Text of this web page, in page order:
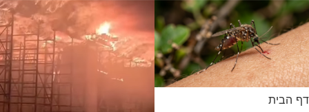
דף הבית